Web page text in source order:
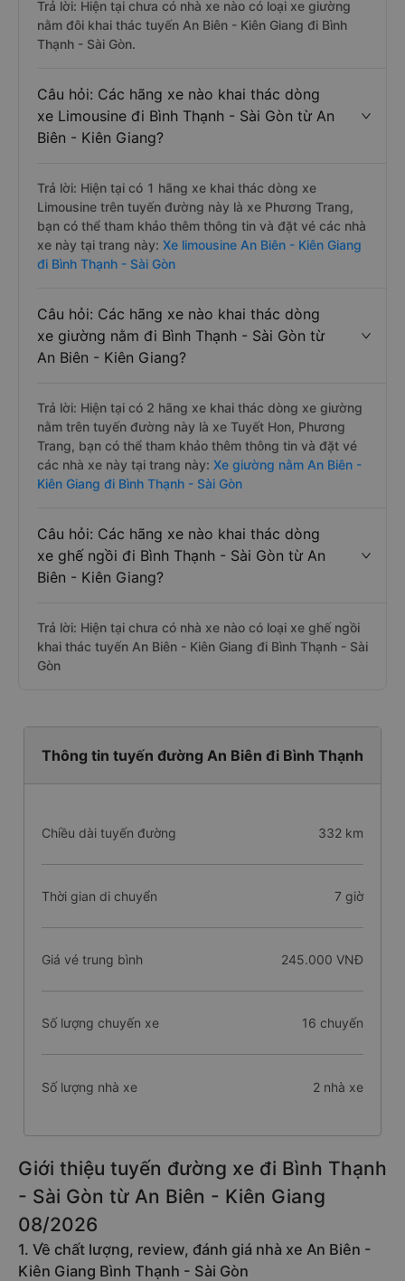
Trả lời: Hiện tại chưa có nhà xe nào có loại xe giường
nằm đôi khai thác tuyến An Biên - Kiên Giang đi Bình
Thạnh - Sài Gòn.
Câu hỏi: Các hãng xe nào khai thác dòng
xe Limousine đi Bình Thạnh - Sài Gòn từ An
Biên - Kiên Giang?
Trả lời: Hiện tại có 1 hãng xe khai thác dòng xe
Limousine trên tuyến đường này là xe Phương Trang,
bạn có thể tham khảo thêm thông tin và đặt vé các nhà
xe này tại trang này: Xe limousine An Biên - Kiên Giang
đi Bình Thạnh - Sài Gòn
Câu hỏi: Các hãng xe nào khai thác dòng
xe giường nằm đi Bình Thạnh - Sài Gòn từ
An Biên - Kiên Giang?
Trả lời: Hiện tại có 2 hãng xe khai thác dòng xe giường
nằm trên tuyến đường này là xe Tuyết Hon, Phương
Trang, bạn có thể tham khảo thêm thông tin và đặt vé
các nhà xe này tại trang này: Xe giường nằm An Biên -
Kiên Giang đi Bình Thạnh - Sài Gòn
Câu hỏi: Các hãng xe nào khai thác dòng
xe ghế ngồi đi Bình Thạnh - Sài Gòn từ An
Biên - Kiên Giang?
Trả lời: Hiện tại chưa có nhà xe nào có loại xe ghế ngồi
khai thác tuyến An Biên - Kiên Giang đi Bình Thạnh - Sài
Gòn
Thông tin tuyến đường An Biên đi Bình Thạnh
Chiều dài tuyến đường 332 km
Thời gian di chuyển 7 giờ
Giá vé trung bình 245.000 VNĐ
Số lượng chuyến xe 16 chuyến
Số lượng nhà xe 2 nhà xe
Giới thiệu tuyến đường xe đi Bình Thạnh
- Sài Gòn từ An Biên - Kiên Giang
08/2026
1. Về chất lượng, review, đánh giá nhà xe An Biên -
Kiên Giang Bình Thạnh - Sài Gòn